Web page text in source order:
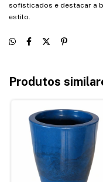
sofisticados e destacar a
estilo.
Produtos